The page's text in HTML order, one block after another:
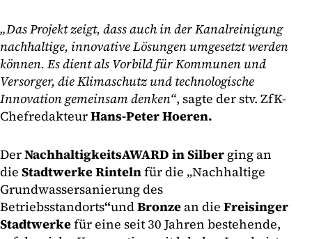
„Das Projekt zeigt, dass auch in der Kanalreinigung
nachhaltige, innovative Lösungen umgesetzt werden
können. Es dient als Vorbild für Kommunen und
Versorger, die Klimaschutz und technologische
Innovation gemeinsam denken“, sagte der stv. ZfK-
ChefredakteurHans-Peter Hoeren.
DerNachhaltigkeitsAWARD in Silber ging an
die Stadtwerke Rintelnfür die „Nachhaltige
Grundwassersanierung des
Betriebsstandorts“undBronzean die Freisinger
Stadtwerkefür eine seit 30 Jahren bestehende,